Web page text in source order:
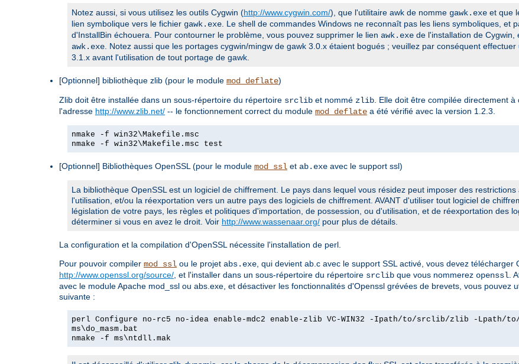
Notez aussi, si vous utilisez les outils Cygwin (http://www.cygwin.com/), que l'utilitaire awk de nomme gawk.exe et que
lien symbolique vers le fichier gawk.exe . Le shell de commandes Windows ne reconnaît pas les liens symboliques, et
d'InstallBin échouera. Pour contourner le problème, vous pouvez supprimer le lien awk.exe de l'installation de Cygwin,
awk.exe . Notez aussi que les portages cygwin/mingw de gawk 3.0.x étaient bogués ; veuillez par conséquent
3.1.x avant l'utilisation de tout portage de gawk.
[Optionnel] bibliothèque zlib (pour le module mod_deflate)
Zlib doit être installée dans un sous-répertoire du répertoire srclib et nommé zlib . Elle doit être compilée directement
l'adresse http://www.zlib.net/ -- le fonctionnement correct du module mod_deflate a été vérifié avec la version 1.2.3.
nmake -f win32\Makefile.msc
nmake -f win32\Makefile.msc test
[Optionnel] Bibliothèques OpenSSL (pour le module mod_ssl et ab.exe avec le support ssl)
La bibliothèque OpenSSL est un logiciel de chiffrement. Le pays dans lequel vous résidez peut imposer des restrictions
l'utilisation, et/ou la réexportation vers un autre pays des logiciels de chiffrement. AVANT d'utiliser tout logiciel de
législation de votre pays, les règles et politiques d'importation, de possession, ou d'utilisation, et de réexportation des
déterminer si vous en avez le droit. Voir http://www.wassenaar.org/ pour plus de détails.
La configuration et la compilation d'OpenSSL nécessite l'installation de perl.
Pour pouvoir compiler mod_ssl ou le projet abs.exe , qui devient ab.c avec le support SSL activé, vous devez télécharger
http://www.openssl.org/source/ , et l'installer dans un sous-répertoire du répertoire srclib que vous nommerez openssl .
avec le module Apache mod_ssl ou abs.exe, et désactiver les fonctionnalités d'Openssl grévées de brevets, vous pouvez
suivante :
perl Configure no-rc5 no-idea enable-mdc2 enable-zlib VC-WIN32 -Ipath/to/srclib/zlib -Lpath/
ms\do_masm.bat
nmake -f ms\ntdll.mak